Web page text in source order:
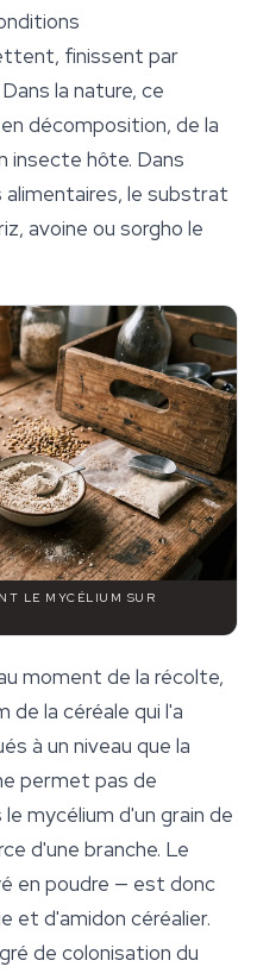
finissent par
la nature, ce
décomposition, de la
insecte hôte. Dans
le substrat
avoine ou sorgho le
LE MYCÉLIUM SUR
moment de la récolte,
de la céréale qui l'a
à un niveau que la
permet pas de
mycélium d'un grain de
d'une branche. Le
en poudre — est donc
et d'amidon céréalier.
de colonisation du